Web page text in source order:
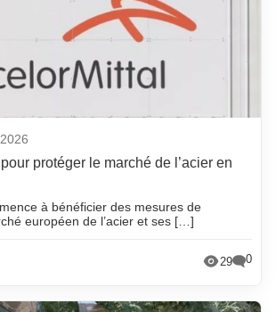
protéger le marché de l’acier en
à bénéficier des mesures de
européen de l’acier et ses […]
29 0